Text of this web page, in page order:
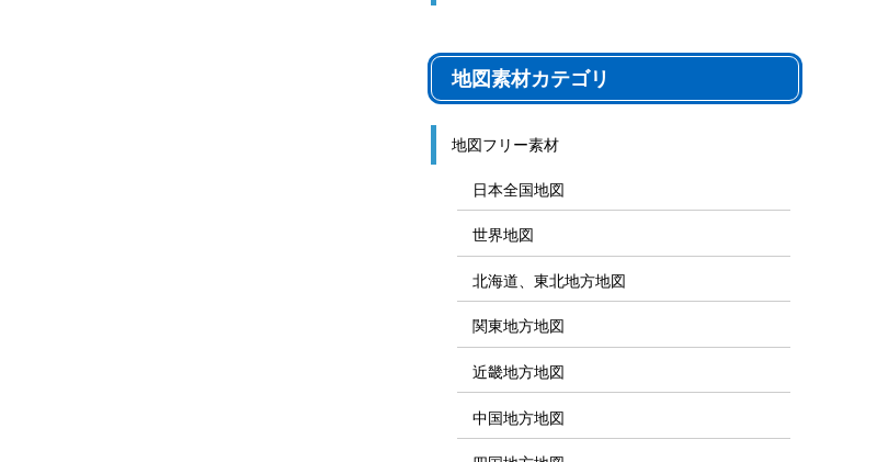
地図素材カテゴリ
地図フリー素材
日本全国地図
世界地図
北海道、東北地方地図
関東地方地図
近畿地方地図
中国地方地図